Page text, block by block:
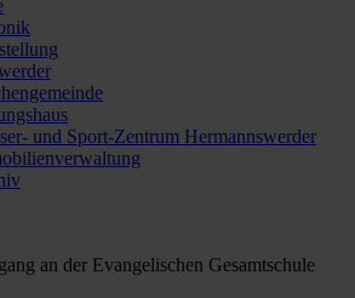
und Sport-Zentrum Hermannswerder
an der Evangelischen Gesamtschule